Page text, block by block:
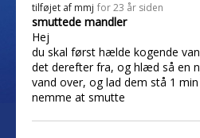
tilføjet af mmj for 23 år siden
smuttede mandler
Hej
du skal først hælde kogende
det derefter fra, og hlæd så en
vand over, og lad dem stå 1
nemme at smutte